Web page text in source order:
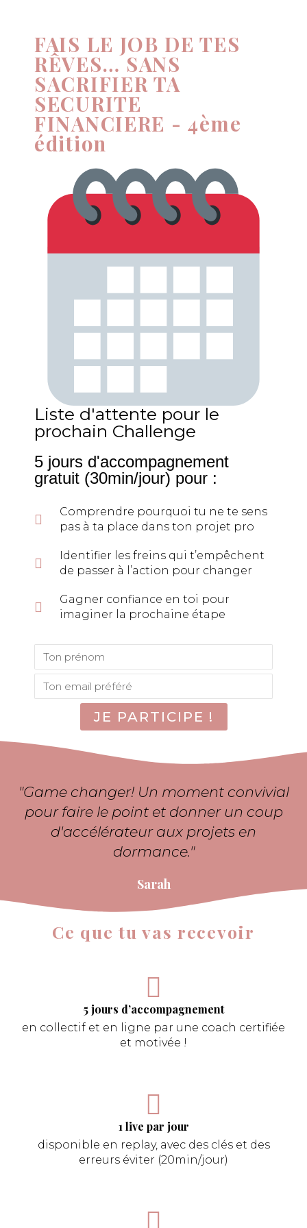
FAIS LE JOB DE TES
RÊVES… SANS
SACRIFIER TA
SECURITE
FINANCIERE - 4ème
édition
Liste d'attente pour le
prochain Challenge
5 jours d'accompagnement
gratuit (30min/jour) pour :
Comprendre pourquoi tu ne te sens
pas à ta place dans ton projet pro
Identifier les freins qui t’empêchent
de passer à l’action pour changer
Gagner confiance en toi pour
imaginer la prochaine étape
JE PARTICIPE !
"Game changer! Un moment convivial
pour faire le point et donner un coup
d'accélérateur aux projets en
dormance."
Sarah
Ce que tu vas recevoir
5 jours d’accompagnement
en collectif et en ligne par une coach certifiée
et motivée !
1 live par jour
disponible en replay, avec des clés et des
erreurs éviter (20min/jour)